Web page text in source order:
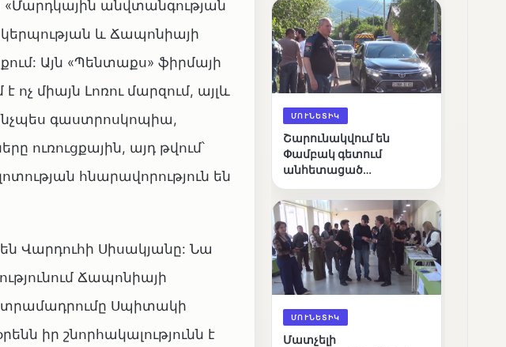
անվտանգության
և Ճապոնիայի
Այն «Պենտաքս» ֆիրմայի
միայն Լոռու մարզում, այլև
գաստրոսկոպիա,
ուռուցքային, այդ թվում՝
հնարավորություն են
Վարդուհի Սիսակյանը: Նա
Ճապոնիայի
Սպիտակի
իր շնորհակալությունն է
ՄՈՒՆԵՏԻԿ
Շարունակվում են
Փամբակ գետում
անհետացած
որոնողական
աշխատանքները
ՄՈՒՆԵՏԻԿ
Մատչելի